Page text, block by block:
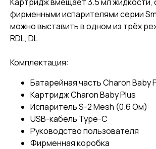
фирменными испарителями серии
можно выставить в одном из трёх
RDL, DL.
Комплектация:
Батарейная часть Charon Baby
Картридж Charon Baby Plus
Испаритель S-2 Mesh (0.6 Ом)
USB-кабель Type-C
Руководство пользователя
Фирменная коробка